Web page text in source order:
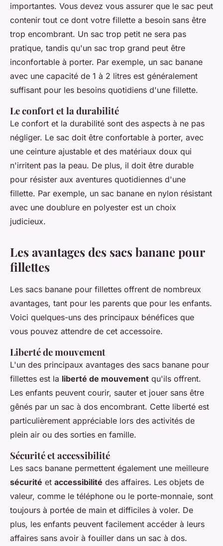
importantes. Vous devez vous assurer que le sac peut
contenir tout ce dont votre fillette a besoin sans être
trop encombrant. Un sac trop petit ne sera pas
pratique, tandis qu'un sac trop grand peut être
inconfortable à porter. Par exemple, un sac banane
avec une capacité de 1 à 2 litres est généralement
suffisant pour les besoins quotidiens d'une fillette.
Le confort et la durabilité
Le confort et la durabilité sont des aspects à ne pas
négliger. Le sac doit être confortable à porter, avec
une ceinture ajustable et des matériaux doux qui
n'irritent pas la peau. De plus, il doit être durable
pour résister aux aventures quotidiennes d'une
fillette. Par exemple, un sac banane en nylon résistant
avec une doublure en polyester est un choix
judicieux.
Les avantages des sacs banane pour
fillettes
Les sacs banane pour fillettes offrent de nombreux
avantages, tant pour les parents que pour les enfants.
Voici quelques-uns des principaux bénéfices que
vous pouvez attendre de cet accessoire.
Liberté de mouvement
L'un des principaux avantages des sacs banane pour
fillettes est la liberté de mouvement qu'ils offrent.
Les enfants peuvent courir, sauter et jouer sans être
gênés par un sac à dos encombrant. Cette liberté est
particulièrement appréciable lors des activités de
plein air ou des sorties en famille.
Sécurité et accessibilité
Les sacs banane permettent également une meilleure
sécurité et accessibilité des affaires. Les objets de
valeur, comme le téléphone ou le porte-monnaie, sont
toujours à portée de main et difficiles à voler. De
plus, les enfants peuvent facilement accéder à leurs
affaires sans avoir à fouiller dans un sac à dos.